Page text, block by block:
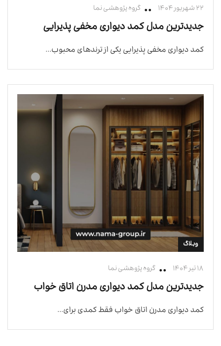
۲۲ شهریور ۱۴۰۴ گروه پژوهشی نما
جدیدترین مدل کمد دیواری مخفی پذیرایی
کمد دیواری مخفی پذیرایی یکی از ترندهای محبوب...
وبلاگ
۱۸ تیر ۱۴۰۴ گروه پژوهشی نما
جدیدترین مدل کمد دیواری مدرن اتاق خواب
کمد دیواری مدرن اتاق خواب فقط کمدی برای...